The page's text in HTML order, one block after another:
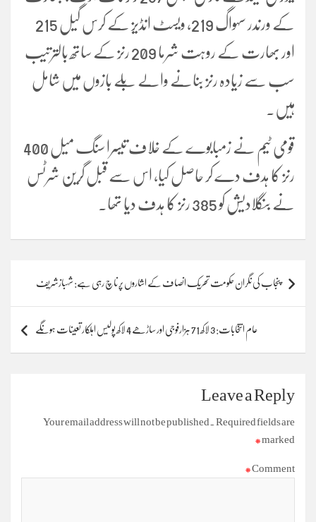
کے ورندر سہواگ 219، ویسٹ انڈیز کے کرس گیل 215
اور بھارت کے روہت شرما 209 رنز کے ساتھ بالترتیب
سب سے زیادہ رنز بنانے والے بلے بازوں میں شامل
ہیں۔
قومی ٹیم نے زمبابوے کے خلاف تیسرا سنگ میل 400
رنز کا ہدف دے کر حاصل کیا، اس سے قبل گرین شرٹس
نے بنگلادیش کو 385 رنز کا ہدف دیا تھا۔
navigation
پنجاب کی نگران حکومت تحریک انصاف کے اشاروں پر ناچ رہی ہے: شہبازشریف
عام انتخابات: 3 لاکھ 71 ہزارفوجی اور ساڑھے 4 لاکھ پولیس اہلکار تعینات ہونگے
Leave a Reply
Your email address will not be published. Required fields are
marked
*
Comment
*